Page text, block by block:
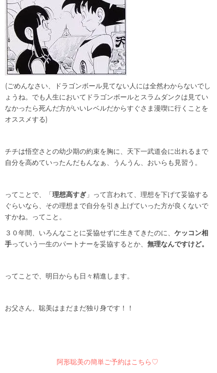
(ごめんなさい、ドラゴンボール見てない人には全然わからないでし
ょうね。でも人生においてドラゴンボールとスラムダンクは見てい
なかったら死んだ方がいいレベルだからすぐさま漫喫に行くことを
オススメする)
チチは悟空さとの幼少期の約束を胸に、天下一武道会に出れるまで
自分を高めていったんだもんなぁ、うんうん、おいらも見習う。
ってことで、「理想高すぎ 」って言われて、理想を下げて妥協する
ぐらいなら、その理想まで自分を引き上げていった方が良くないで
すかね。ってこと。
３０年間、いろんなことに妥協せずに生きてきたのに、 ケッコン相
手っていう一生のパートナーを妥協するとか、 無理なんですけど。
ってことで、明日からも日々精進します。
お父さん、聡美はまだまだ独り身です！！
阿形聡美の簡単ご予約はこちら♡